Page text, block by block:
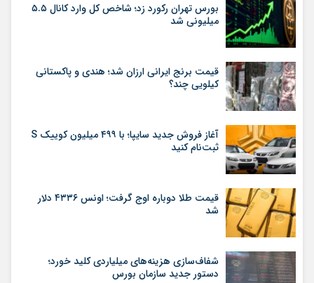
بورس تهران رکورد زد؛ شاخص کل وارد کانال ۵.۵
میلیونی شد
قیمت برنج ایرانی ارزان شد؛ هندی و پاکستانی
کیلویی چند؟
آغاز فروش جدید سایپا؛ با ۴۹۹ میلیون کوییک S
ثبت‌نام کنید
قیمت طلا دوباره اوج گرفت؛ اونس ۴۳۳۶ دلار
شد
شفاف‌سازی هزینه‌های میلیاردی کلید خورد؛
دستور جدید سازمان بورس